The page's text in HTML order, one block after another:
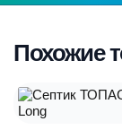
Похожие